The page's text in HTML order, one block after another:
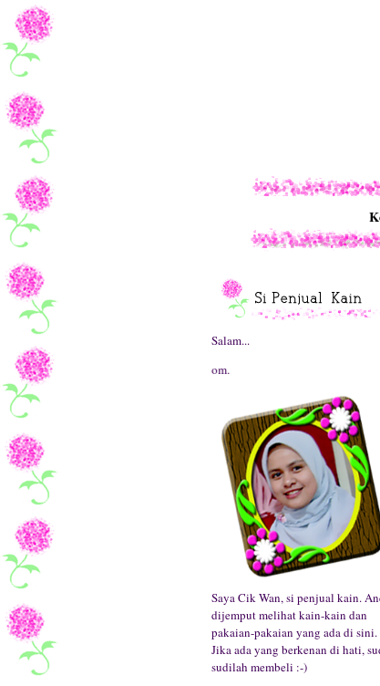
Salam...
Saya Cik Wan, si penjual kain.
dijemput melihat kain-kain dan
pakaian-pakaian yang ada di sini.
Jika ada yang berkenan di hati,
sudilah membeli :-)